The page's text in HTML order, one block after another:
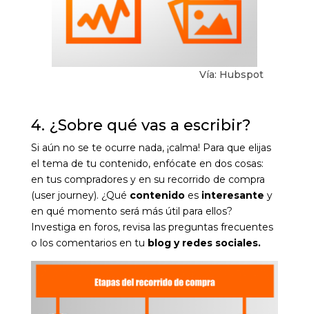
Vía: Hubspot
4. ¿Sobre qué vas a escribir?
Si aún no se te ocurre nada, ¡calma! Para que elijas
el tema de tu contenido, enfócate en dos cosas:
en tus compradores y en su recorrido de compra
(user journey). ¿Qué contenido es interesante y
en qué momento será más útil para ellos?
Investiga en foros, revisa las preguntas frecuentes
o los comentarios en tu blog y redes sociales.